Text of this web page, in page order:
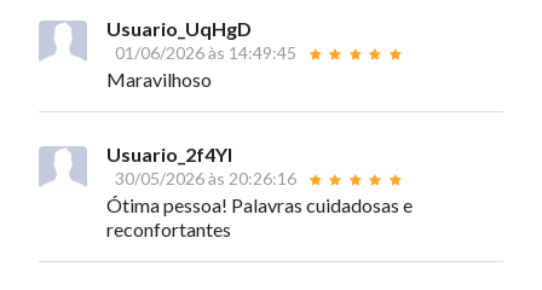
Usuario_UqHgD
01/06/2026 às 14:49:45
Maravilhoso
Usuario_2f4Yl
30/05/2026 às 20:26:16
Ótima pessoa! Palavras cuidadosas e
reconfortantes